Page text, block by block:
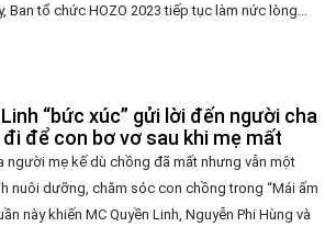
Ban tổ chức HOZO 2023 tiếp tục làm nức lòng...
“bức xúc” gửi lời đến người cha
để con bơ vơ sau khi mẹ mất
người mẹ kế dù chồng đã mất nhưng vẫn một
nuôi dưỡng, chăm sóc con chồng trong “Mái ấm
này khiến MC Quyền Linh, Nguyễn Phi Hùng và